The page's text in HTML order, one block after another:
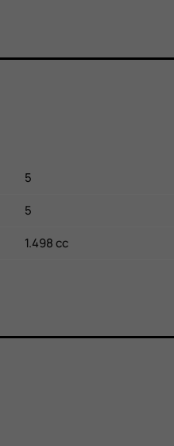
5
5
1.498 cc